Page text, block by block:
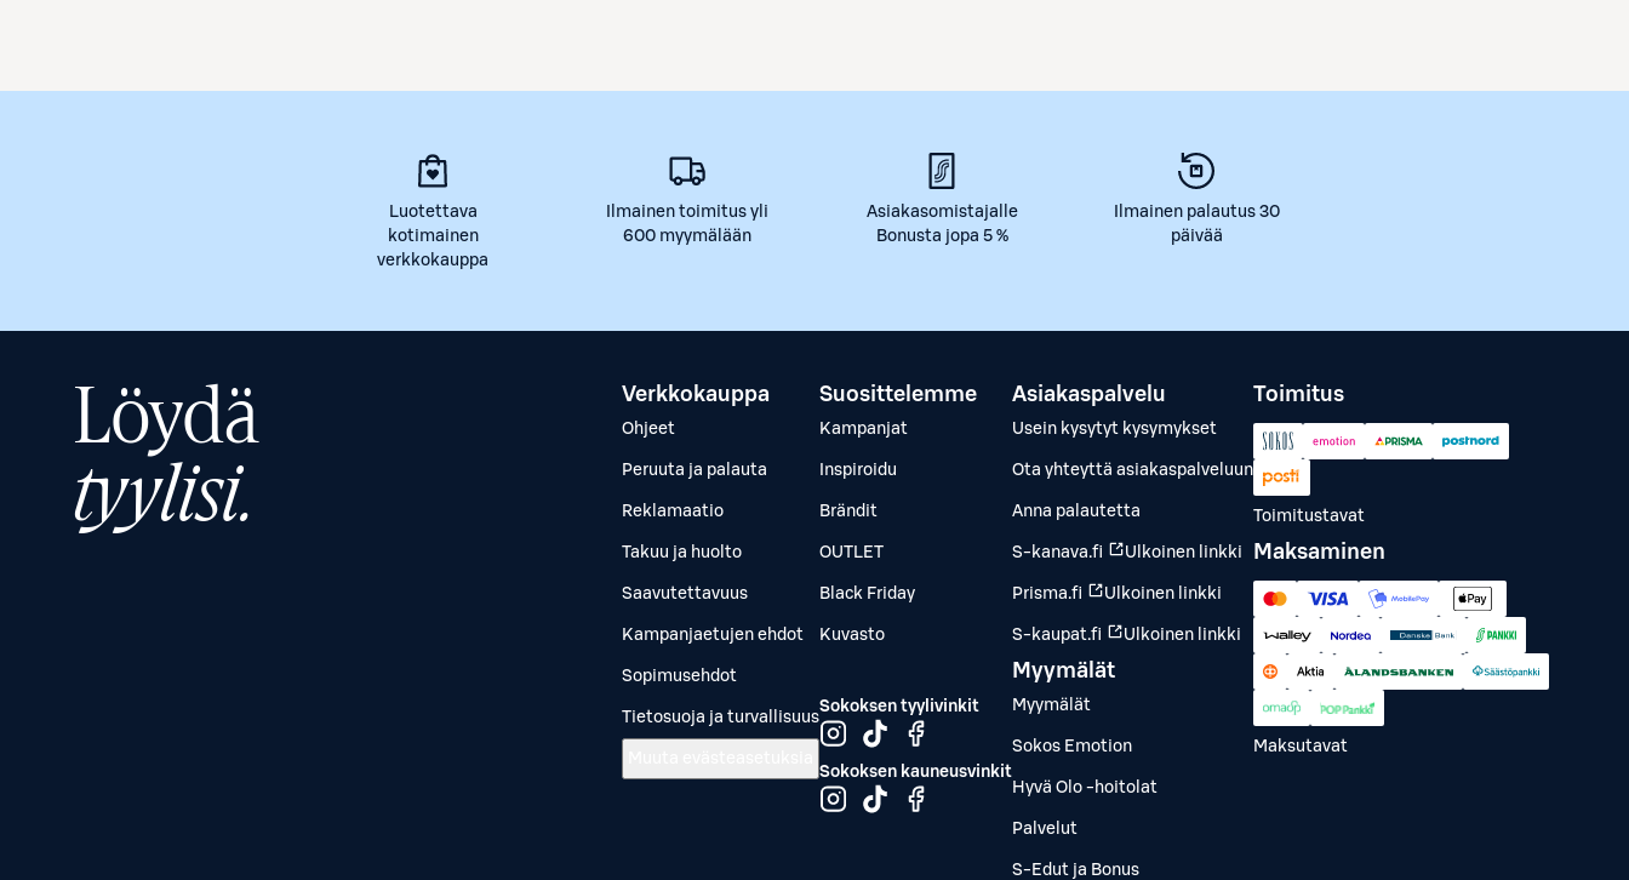
Luotettava
kotimainen
verkkokauppa
Ilmainen toimitus yli
600 myymälään
Asiakasomistajalle
Bonusta jopa 5 %
Ilmainen palautus 30
päivää
Löydä
tyylisi.
Verkkokauppa
Ohjeet
Peruuta ja palauta
Reklamaatio
Takuu ja huolto
Saavutettavuus
Kampanjaetujen ehdot
Sopimusehdot
Tietosuoja ja turvallisuus
Suosittelemme
Kampanjat
Inspiroidu
Brändit
OUTLET
Black Friday
Kuvasto
Sokoksen tyylivinkit
Sokoksen kauneusvinkit
Asiakaspalvelu
Usein kysytyt kysymykset
Ota yhteyttä asiakaspalveluun
Anna palautetta
S-kanava.fi Ulkoinen linkki
Prisma.fi Ulkoinen linkki
S-kaupat.fi Ulkoinen linkki
Myymälät
Myymälät
Sokos Emotion
Hyvä Olo -hoitolat
Palvelut
S-Edut ja Bonus
Toimitus
Toimitustavat
Maksaminen
Maksutavat